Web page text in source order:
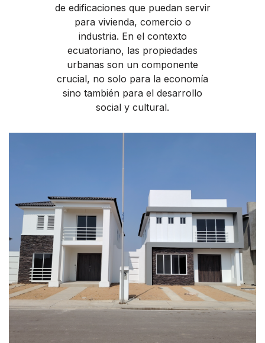
de edificaciones que puedan servir
para vivienda, comercio o
industria. En el contexto
ecuatoriano, las propiedades
urbanas son un componente
crucial, no solo para la economía
sino también para el desarrollo
social y cultural.